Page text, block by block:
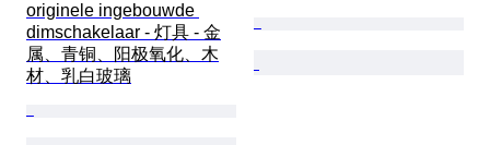
originele ingebouwde
dimschakelaar - 灯具 - 金
属、青铜、阳极氧化、木
材、乳白玻璃